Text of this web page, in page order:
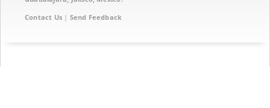
Contact Us | Send Feedback